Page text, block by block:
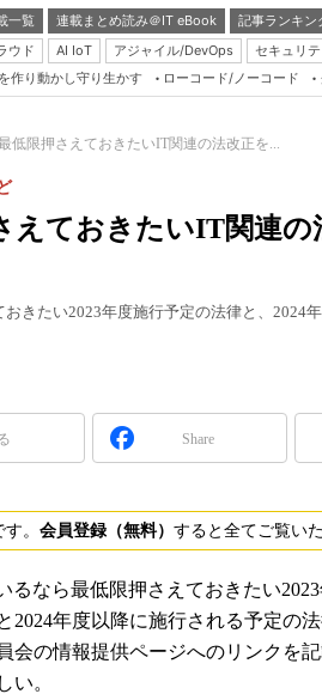
一覧 連載まとめ読み＠IT eBook 記事ランキン
ウド
AI IoT アジャイル/DevOps セキュリテ
作り動かし守り生かす ローコード/ノーコード
低限押さえておきたいIT関連の法改正を...
えておきたいIT関連の
きたい2023年度施行予定の法律と、2024
Share
。 会員登録（無料） すると全てご覧い
なら最低限押さえておきたい
年度以降に施行される予定の法
会の情報提供ページへのリンクを記
い。